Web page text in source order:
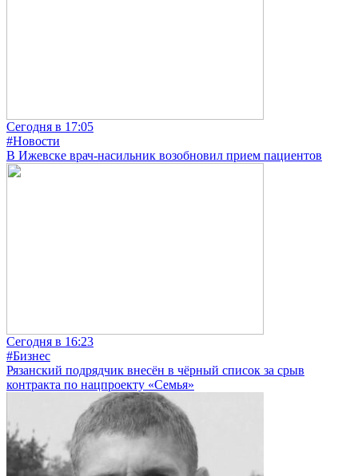
Сегодня в 17:05
#Новости
В Ижевске врач-насильник возобновил прием пациентов
Сегодня в 16:23
#Бизнес
Рязанский подрядчик внесён в чёрный список за срыв
контракта по нацпроекту «Семья»